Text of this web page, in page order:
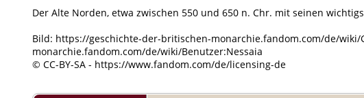
Der Alte Norden, etwa zwischen 550 und 650 n. Chr. mit seinen
Bild: https://geschichte-der-britischen-monarchie.fandom.com/de/
monarchie.fandom.com/de/wiki/Benutzer:Nessaia
© CC-BY-SA - https://www.fandom.com/de/licensing-de